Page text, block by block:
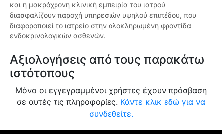
και η μακρόχρονη κλινική εμπειρία του ιατρού
διασφαλίζουν παροχή υπηρεσιών υψηλού επιπέδου, που
διαφοροποιεί το ιατρείο στην ολοκληρωμένη φροντίδα
ενδοκρινολογικών ασθενών.
Αξιολογήσεις από τους παρακάτω
ιστότοπους
Μόνο οι εγγεγραμμένοι χρήστες έχουν πρόσβαση
σε αυτές τις πληροφορίες. Κάντε κλικ εδώ για να
συνδεθείτε.